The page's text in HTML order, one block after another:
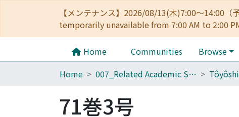
【メンテナンス】2026/08/13(木)7:00～14:00
temporarily unavailable from 7:00 AM to 2:00
Home Communities Browse
Home
007_Related Academic Societies
71巻3号